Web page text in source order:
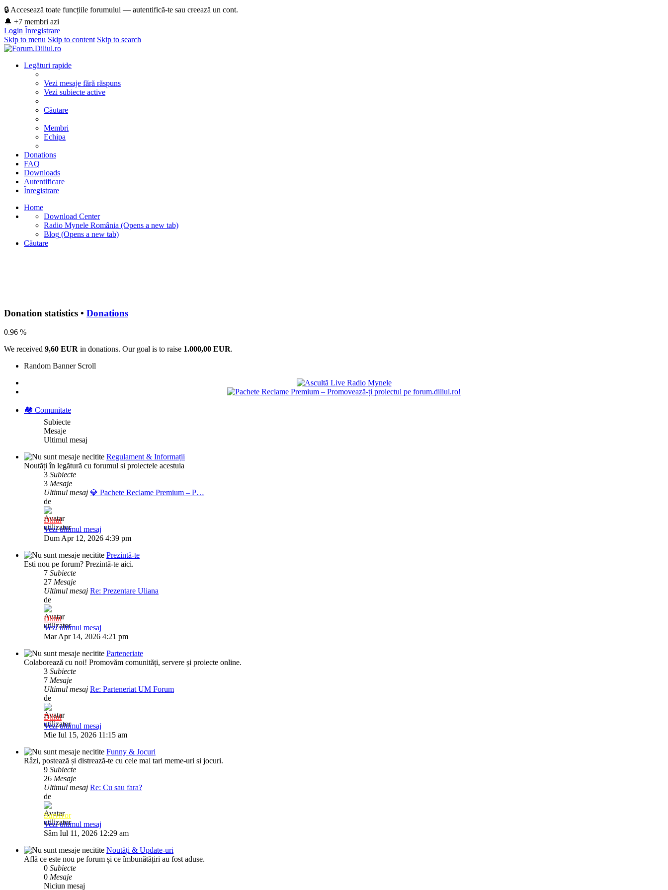
🔒 Accesează toate funcțiile forumului — autentifică-te sau creează un cont.
🔔 +7 membri azi
Login Înregistrare
Skip to menu Skip to content Skip to search
Legături rapide
Vezi mesaje fără răspuns
Vezi subiecte active
Căutare
Membri
Echipa
Donations
FAQ
Downloads
Autentificare
Înregistrare
Home
Download Center
Radio Mynele România (Opens a new tab)
Blog (Opens a new tab)
Căutare
Donation statistics • Donations
0.96 %
We received 9,60 EUR in donations. Our goal is to raise 1.000,00 EUR.
Random Banner Scroll
🏘️ Comunitate
Subiecte
Mesaje
Ultimul mesaj
Regulament & Informații
Noutăți în legătură cu forumul si proiectele acestuia
3 Subiecte
3 Mesaje
Ultimul mesaj 💎 Pachete Reclame Premium – P…
de
Diliul
Vezi ultimul mesaj
Dum Apr 12, 2026 4:39 pm
Prezintă-te
Esti nou pe forum? Prezintă-te aici.
7 Subiecte
27 Mesaje
Ultimul mesaj Re: Prezentare Uliana
de
Diliul
Vezi ultimul mesaj
Mar Apr 14, 2026 4:21 pm
Parteneriate
Colaborează cu noi! Promovăm comunități, servere și proiecte online.
3 Subiecte
7 Mesaje
Ultimul mesaj Re: Parteneriat UM Forum
de
Diliul
Vezi ultimul mesaj
Mie Iul 15, 2026 11:15 am
Funny & Jocuri
Râzi, postează și distrează-te cu cele mai tari meme-uri si jocuri.
9 Subiecte
26 Mesaje
Ultimul mesaj Re: Cu sau fara?
de
Survivor
Vezi ultimul mesaj
Sâm Iul 11, 2026 12:29 am
Noutăți & Update-uri
Află ce este nou pe forum și ce îmbunătățiri au fost aduse.
0 Subiecte
0 Mesaje
Niciun mesaj